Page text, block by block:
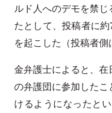
ルド人へのデモを禁
たとして、投稿者に
を起こした（投稿者側
金弁護士によると、
の弁護団に参加した
けるようになったと